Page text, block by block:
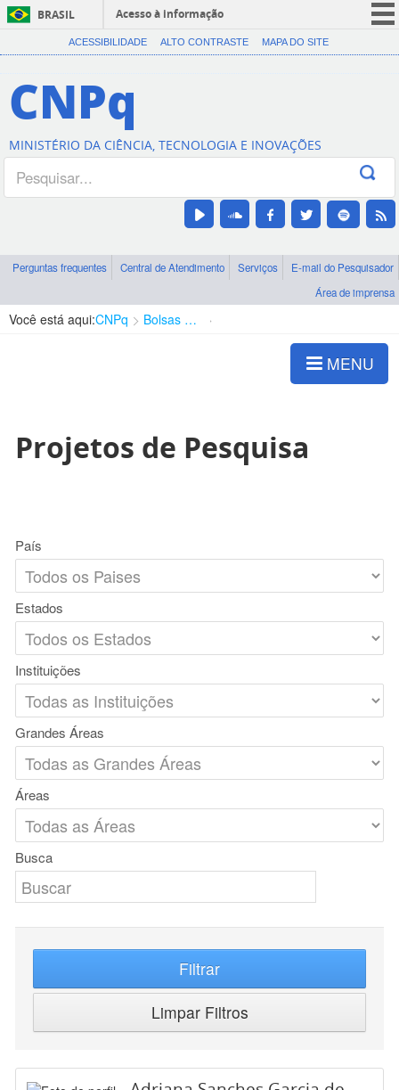
BRASIL
Acesso à informação
CORONAVÍRUS (COVID-19)
Canais
ACESSIBILIDADE ALTO CONTRASTE MAPA DO SITE
CNPq
MINISTÉRIO DA CIÊNCIA, TECNOLOGIA E INOVAÇÕES
Perguntas frequentes Central de Atendimento Serviços
E-mail do Pesquisador
Área de imprensa
Você está aqui:CNPq Bolsas e Auxílios Vigentes
MENU
Projetos de Pesquisa
País
Estados
Instituições
Grandes Áreas
Áreas
Busca
Filtrar
Limpar Filtros